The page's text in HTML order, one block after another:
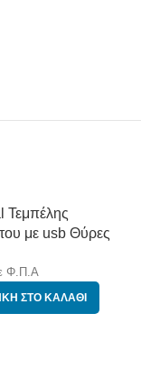
Τεμπέλης
με usb Θύρες
Φ.Π.Α
ΣΤΟ ΚΑΛΆΘΙ